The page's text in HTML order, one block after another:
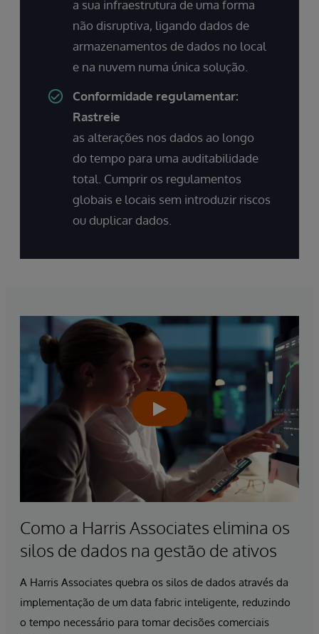
a sua infraestrutura de uma forma
não disruptiva, ligando dados de
armazenamentos de dados no local
e na nuvem numa única solução.
Conformidade regulamentar:
Rastreie
as alterações nos dados ao longo
do tempo para uma auditabilidade
total. Cumprir os regulamentos
globais e locais sem introduzir riscos
ou duplicar dados.
Como a Harris Associates elimina os
silos de dados na gestão de ativos
A Harris Associates quebra os silos de dados através da
implementação de um data fabric inteligente, reduzindo
o tempo necessário para tomar decisões comerciais